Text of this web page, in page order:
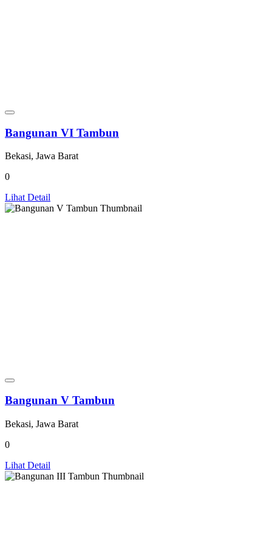
Bangunan VI Tambun
Bekasi, Jawa Barat
0
Lihat Detail
Bangunan V Tambun
Bekasi, Jawa Barat
0
Lihat Detail